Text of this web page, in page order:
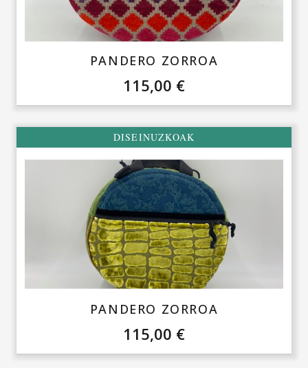
PANDERO ZORROA
115,00 €
DISEINUZKOAK
PANDERO ZORROA
115,00 €